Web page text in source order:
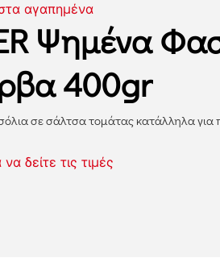
αγαπημένα
Ψημένα
400gr
σε σάλτσα τομάτας κατάλληλα για
δείτε τις τιμές